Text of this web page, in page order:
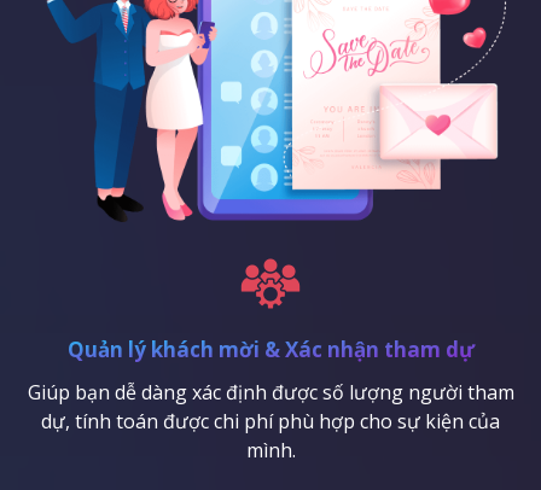
Quản lý khách mời & Xác nhận tham dự
Giúp bạn dễ dàng xác định được số lượng người tham
dự, tính toán được chi phí phù hợp cho sự kiện của
mình.